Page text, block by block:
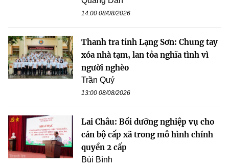
14:00 08/08/2026
Thanh tra tỉnh Lạng Sơn: Chung tay
xóa nhà tạm, lan tỏa nghĩa tình vì
người nghèo
Trần Quý
13:00 08/08/2026
Lai Châu: Bồi dưỡng nghiệp vụ cho
cán bộ cấp xã trong mô hình chính
quyền 2 cấp
Bùi Bình